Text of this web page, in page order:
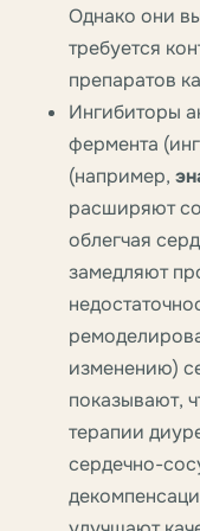
Однако они
требуется
препаратов
Ингибиторы
фермента
(например,
расширяют
облегчая
замедляют
изменению)
показывают,
терапии
сердечно-